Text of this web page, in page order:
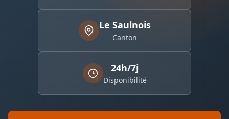
Le Saulnois
Canton
24h/7j
Disponibilité